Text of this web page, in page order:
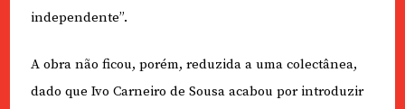
independente”.
A obra não ficou, porém, reduzida a uma colectânea,
dado que Ivo Carneiro de Sousa acabou por introduzir